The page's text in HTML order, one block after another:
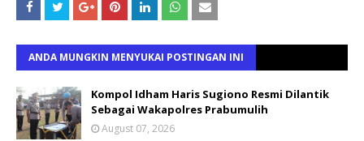
ANDA MUNGKIN MENYUKAI POSTINGAN INI
Kompol Idham Haris Sugiono Resmi Dilantik
Sebagai Wakapolres Prabumulih
August 07, 2026